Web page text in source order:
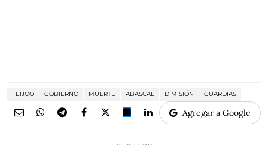
FEIJÓO GOBIERNO MUERTE ABASCAL DIMISIÓN GUARDIAS
Agregar a Google